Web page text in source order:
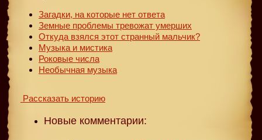
Загадки, на которые нет ответа
Земные проблемы тревожат умерших
Откуда взялся этот странный мальчик?
Музыка и мистика
Роковые числа
Необычная музыка
Рассказать историю
Новые комментарии: